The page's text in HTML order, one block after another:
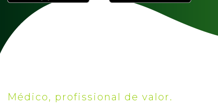
Médico, profissional de valor.